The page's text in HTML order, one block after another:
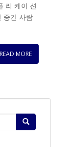
리 케이 션
중간 사람
READ MORE